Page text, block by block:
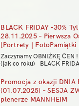
BLACK FRIDAY -30%
28.11.2025 – Pierwsza
[Portrety |
Zaczynamy OBNIŻKĘ CEN
(jak co roku) BLACK
Promocja z okazji DNIA
(01.07.2025) – SESJA
plenerze MANNHEIM